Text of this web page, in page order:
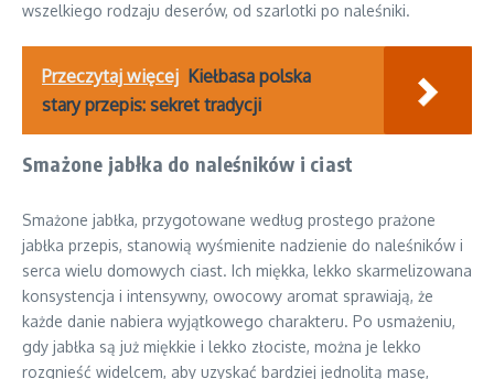
wszelkiego rodzaju deserów, od szarlotki po naleśniki.
Przeczytaj więcej Kiełbasa polska
stary przepis: sekret tradycji
Smażone jabłka do naleśników i ciast
Smażone jabłka, przygotowane według prostego prażone
jabłka przepis, stanowią wyśmienite nadzienie do naleśników i
serca wielu domowych ciast. Ich miękka, lekko skarmelizowana
konsystencja i intensywny, owocowy aromat sprawiają, że
każde danie nabiera wyjątkowego charakteru. Po usmażeniu,
gdy jabłka są już miękkie i lekko złociste, można je lekko
rozgnieść widelcem, aby uzyskać bardziej jednolitą masę,